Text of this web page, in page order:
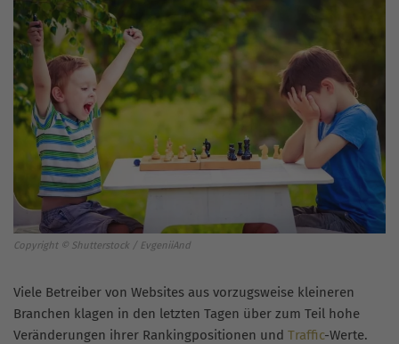
Copyright © Shutterstock / EvgeniiAnd
Viele Betreiber von Websites aus vorzugsweise kleineren
Branchen klagen in den letzten Tagen über zum Teil hohe
Veränderungen ihrer Rankingpositionen und Traffic-Werte.